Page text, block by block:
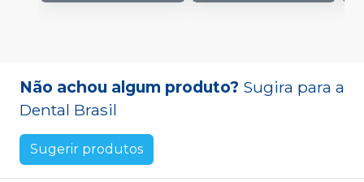
Não achou algum produto? Sugira para a
Dental Brasil
Sugerir produtos